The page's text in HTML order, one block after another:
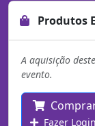
Produtos
A aquisição
evento.
Fazer